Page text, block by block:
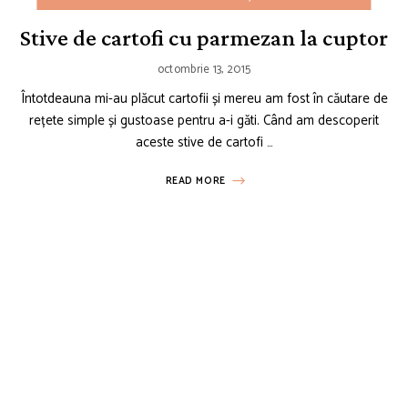
Stive de cartofi cu parmezan la cuptor
octombrie 13, 2015
Întotdeauna mi-au plăcut cartofii și mereu am fost în căutare de
rețete simple și gustoase pentru a-i găti. Când am descoperit
aceste stive de cartofi …
READ MORE